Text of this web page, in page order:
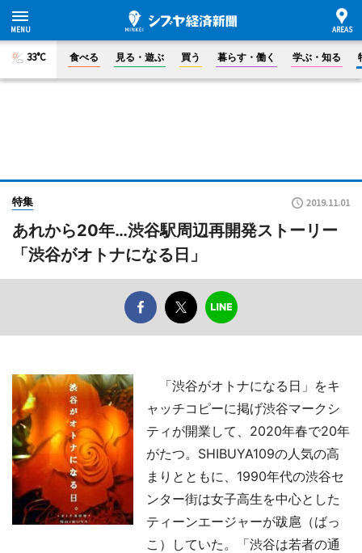
33°C 食べる 見る・遊ぶ 買う 暮らす・働く 学ぶ・知る
特集 2019.11.01
あれから20年…渋谷駅周辺再開発ストーリー
「渋谷がオトナになる日」
「渋谷がオトナになる日」をキ
ャッチコピーに掲げ渋谷マークシ
ティが開業して、2020年春で20年
がたつ。SHIBUYA109の人気の高
まりとともに、1990年代の渋谷セ
ンター街は女子高生を中心とした
ティーンエージャーが跋扈（ばっ
こ）していた。「渋谷は若者の通